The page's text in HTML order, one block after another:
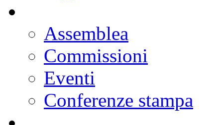
Calendario settimanale
Resoconti
Audizioni
Oggi in commissione